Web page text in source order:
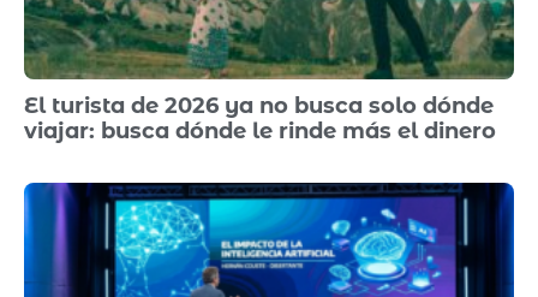
El turista de 2026 ya no busca solo dónde
viajar: busca dónde le rinde más el dinero